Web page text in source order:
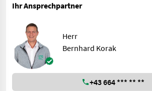
Ihr Ansprechpartner
Herr
Bernhard Korak
+43 664 *** ** **